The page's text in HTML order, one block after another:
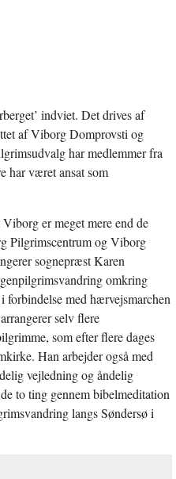
indviet. Det drives af
af Viborg Domprovsti og
har medlemmer fra
har været ansat som
er meget mere end de
Pilgrimscentrum og Viborg
sognepræst Karen
omkring
med hærvejsmarchen
selv flere
som efter flere dages
Han arbejder også med
vejledning og åndelig
to ting gennem bibelmeditation
langs Søndersø i